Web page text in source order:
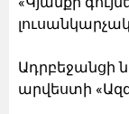
Ադրբեջանցի
արվեստի